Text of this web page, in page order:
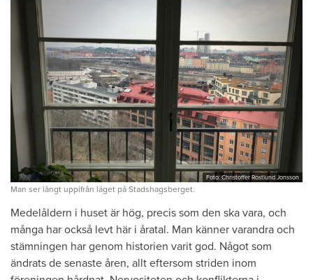
Foto: Christoffer Röstlund Jonsson
Man ser långt uppifrån läget på Stadshagsberget.
Medelåldern i huset är hög, precis som den ska vara, och
många har också levt här i åratal. Man känner varandra och
stämningen har genom historien varit god. Något som
ändrats de senaste åren, allt eftersom striden inom